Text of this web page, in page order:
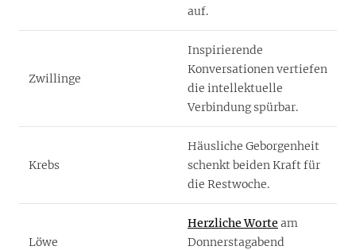
auf.
Zwillinge
Inspirierende
Konversationen vertiefen
die intellektuelle
Verbindung spürbar.
Krebs
Häusliche Geborgenheit
schenkt beiden Kraft für
die Restwoche.
Löwe
Herzliche Worte am
Donnerstagabend